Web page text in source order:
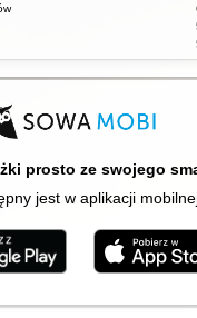
prosto ze swojego
jest w aplikacji